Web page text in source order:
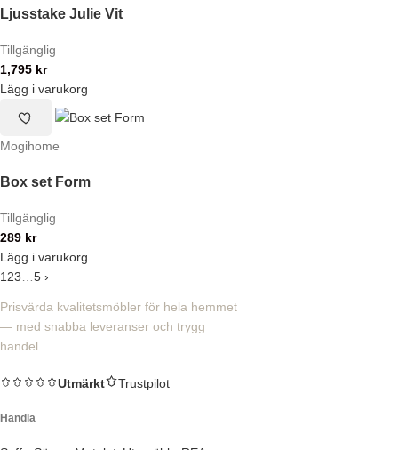
Ljusstake Julie Vit
Tillgänglig
1,795 kr
Lägg i varukorg
Mogihome
Box set Form
Tillgänglig
289 kr
Lägg i varukorg
1 23 5 ›
Prisvärda kvalitetsmöbler för hela hemmet
— med snabba leveranser och trygg
handel.
Utmärkt Trustpilot
Handla